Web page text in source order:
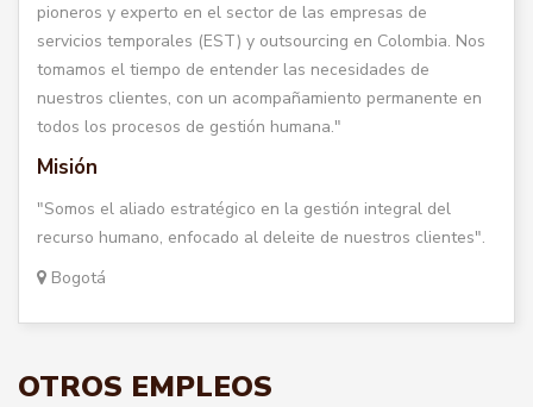
pioneros y experto en el sector de las empresas de
servicios temporales (EST) y outsourcing en Colombia. Nos
tomamos el tiempo de entender las necesidades de
nuestros clientes, con un acompañamiento permanente en
todos los procesos de gestión humana."
Misión
"Somos el aliado estratégico en la gestión integral del
recurso humano, enfocado al deleite de nuestros clientes".
Bogotá
OTROS EMPLEOS